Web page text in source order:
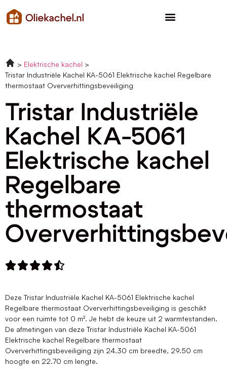
Elektrische kachel
Tristar Industriële Kachel KA-5061 Elektrische kachel Regelbare
thermostaat Oververhittingsbeveiliging
Tristar Industriële
Kachel KA-5061
Elektrische kachel
Regelbare
thermostaat

Deze Tristar Industriële Kachel KA-5061 Elektrische kachel
Regelbare thermostaat Oververhittingsbeveiliging is geschikt
voor een ruimte tot 0 m². Je hebt de keuze uit 2 warmtestanden.
De afmetingen van deze Tristar Industriële Kachel KA-5061
Elektrische kachel Regelbare thermostaat
Oververhittingsbeveiliging zijn 24.30 cm breedte, 29.50 cm
hoogte en 22.70 cm lengte.